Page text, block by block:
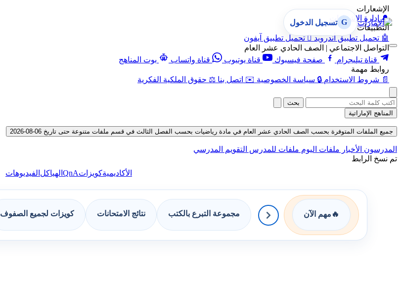
الإشعارات
🔔 إدارة الإشعارات
التطبيقات
🤖 تحميل تطبيق أندرويد  تحميل تطبيق آيفون
التواصل الاجتماعي | الصف الحادي عشر العام
قناة تيليجرام
صفحة فيسبوك قناة يوتيوب قناة واتساب
بوت المناهج
روابط مهمة
📄 شروط الاستخدام 🔒 سياسة الخصوصية ✉️ اتصل بنا ⚖️ حقوق الملكية الفكرية
G تسجيل الدخول
بحث
المناهج الإماراتية
جميع الملفات المتوفرة بحسب الصف الحادي عشر العام في مادة رياضيات بحسب الفصل الثالث في قسم ملفات متنوعة حتى تاريخ 06-08-2026
المدرسون الأخبار ملفات اليوم ملفات للمدرس التقويم المدرسي
تم نسخ الرابط
الأكاديميةكويزاتQnA الهياكل الفيديوهات
🔥 مهم الآن مجموعة التبرع بالكتب نتائج الامتحانات كويزات لجميع الصفوف